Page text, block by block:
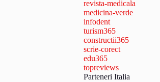
revista-medicala
medicina-verde
infodent
turism365
constructii365
scrie-corect
edu365
topreviews
Parteneri Italia